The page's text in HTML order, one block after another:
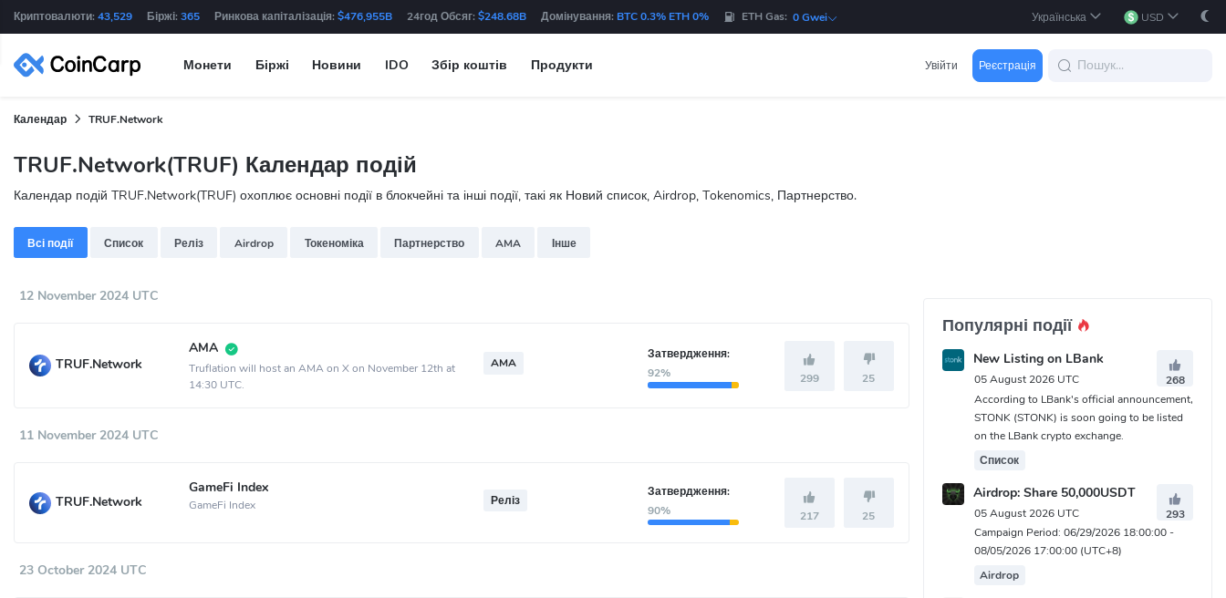
Криптовалюти: 43,529 Біржі: 365 Ринкова капіталізація: $476,955B 24год Обсяг: $248.68B Домінування: BTC 0.3% ETH 0% ETH Gas: 0 Gwei Українська USD
Монети Біржі Новини IDO Збір коштів Продукти Увійти Реєстрація
Календар TRUF.Network
TRUF.Network(TRUF) Календар подій
Календар подій TRUF.Network(TRUF) охоплює основні події в блокчейні та інші події, такі як Новий список, Airdrop, Tokenomics, Партнерство.
Всі події Список Реліз Airdrop Токеноміка Партнерство AMA Інше
12 November 2024 UTC
TRUF.Network
AMA
Truflation will host an AMA on X on November 12th at
14:30 UTC.
AMA
Затвердження:
92%
299 25
11 November 2024 UTC
TRUF.Network
GameFi Index
GameFi Index Реліз
Затвердження:
90%
217 25
23 October 2024 UTC
Популярні події
New Listing on LBank
05 August 2026 UTC
268
According to LBank's official announcement,
STONK (STONK) is soon going to be listed
on the LBank crypto exchange.
Список
Airdrop: Share 50,000USDT
05 August 2026 UTC
293
Campaign Period: 06/29/2026 18:00:00 -
08/05/2026 17:00:00 (UTC+8)
Airdrop